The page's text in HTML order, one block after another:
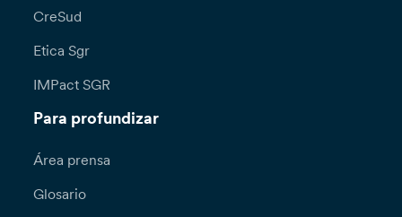
CreSud
Etica Sgr
IMPact SGR
Para profundizar
Área prensa
Glosario